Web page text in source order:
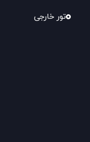
تور خارجی